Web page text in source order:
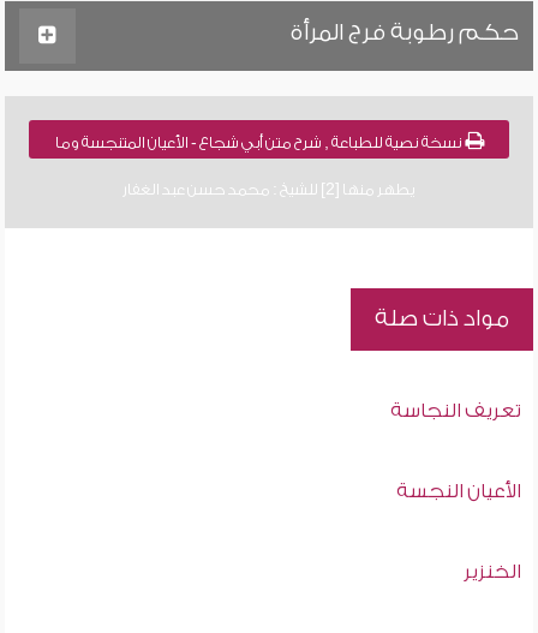
حكم رطوبة فرج المرأة
نسخة نصية للطباعة , شرح متن أبي شجاع - الأعيان المتنجسة وما
يطهر منها [2] للشيخ : محمد حسن عبد الغفار
مواد ذات صلة
تعريف النجاسة
الأعيان النجسة
الخنزير